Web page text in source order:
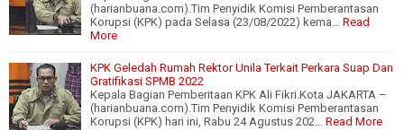
(harianbuana.com).Tim Penyidik Komisi Pemberantasan
Korupsi (KPK) pada Selasa (23/08/2022) kema… Read
More
KPK Geledah Rumah Rektor Unila Terkait Perkara Suap Dan
Gratifikasi SPMB 2022
Kepala Bagian Pemberitaan KPK Ali Fikri.Kota JAKARTA –
(harianbuana.com).Tim Penyidik Komisi Pemberantasan
Korupsi (KPK) hari ini, Rabu 24 Agustus 202… Read More